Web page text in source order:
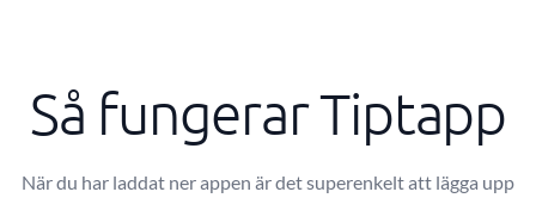
Så fungerar Tiptapp
När du har laddat ner appen är det superenkelt att lägga upp